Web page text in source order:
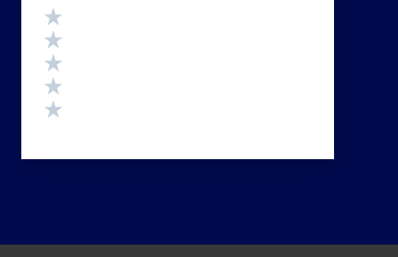
Valutazione